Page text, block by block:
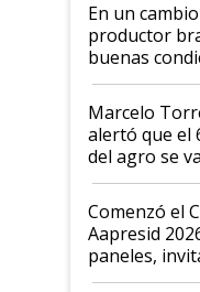
En un
productor
buenas
argentino
más
Marcelo
alertó que el
del agro se
"No es
Argentina se
las mismas
años"
Comenzó el
Aapresid
paneles,
todas las